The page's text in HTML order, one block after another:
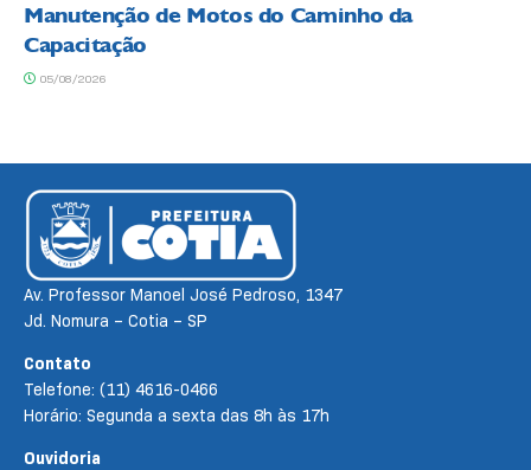
Manutenção de Motos do Caminho da
Capacitação
05/08/2026
Av. Professor Manoel José Pedroso, 1347
Jd. Nomura – Cotia – SP
Contato
Telefone: (11) 4616-0466
Horário: Segunda a sexta das 8h às 17h
Ouvidoria